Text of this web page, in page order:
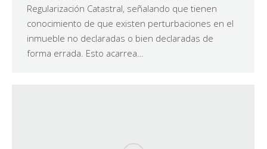
Regularización Catastral, señalando que tienen
conocimiento de que existen perturbaciones en el
inmueble no declaradas o bien declaradas de
forma errada. Esto acarrea…